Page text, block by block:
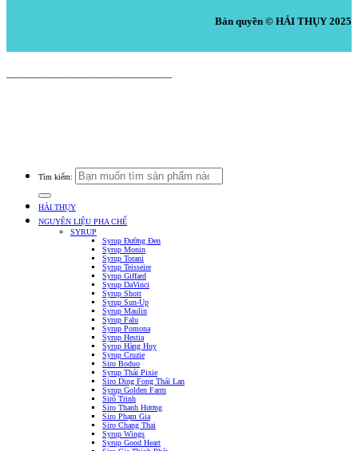
Bản quyền © HẢI THỤY 2025
---------------------------------------------------------------------
Tìm kiếm:
HẢI THỤY
NGUYÊN LIỆU PHA CHẾ
SYRUP
Syrup Đường Đen
Syrup Monin
Syrup Torani
Syrup Teisseire
Syrup Giffard
Syrup DaVinci
Syrup Shott
Syrup Sun-Up
Syrup Maulin
Syrup Falu
Syrup Pomona
Syrup Hestia
Syrup Hàng Huy
Syrup Cruzie
Siro Boduo
Syrup Thái Pixie
Siro Ding Fong Thái Lan
Syrup Golden Farm
Sirô Trinh
Siro Thanh Hương
Siro Phạm Gia
Siro Chang Thai
Syrup Wings
Syrup Good Heart